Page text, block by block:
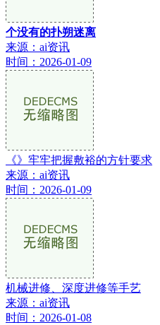
个没有的扑朔迷离
来源：ai资讯
时间：2026-01-09
《》牢牢把握敷裕的方针要求
来源：ai资讯
时间：2026-01-09
机械进修、深度进修等手艺
来源：ai资讯
时间：2026-01-08